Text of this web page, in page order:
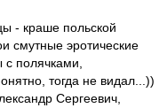
- краше польской
смутные эротические
полячками,
тогда не видал...))
Сергеевич,